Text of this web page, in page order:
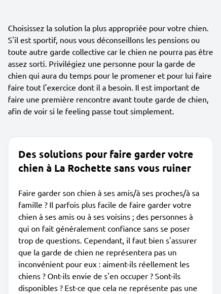
Choisissez la solution la plus appropriée pour votre chien.
S'il est sportif, nous vous déconseillons les pensions ou
toute autre garde collective car le chien ne pourra pas être
assez sorti. Privilégiez une personne pour la garde de
chien qui aura du temps pour le promener et pour lui faire
faire tout l'exercice dont il a besoin. Il est important de
faire une première rencontre avant toute garde de chien,
afin de voir si le feeling passe tout simplement.
Des solutions pour faire garder votre
chien à La Rochette sans vous ruiner
Faire garder son chien à ses amis/à ses proches/à sa
famille ? Il parfois plus facile de faire garder votre
chien à ses amis ou à ses voisins ; des personnes à
qui on fait généralement confiance sans se poser
trop de questions. Cependant, il faut bien s'assurer
que la garde de chien ne représentera pas un
inconvénient pour eux : aiment-ils réellement les
chiens ? Ont-ils envie de s'en occuper ? Sont-ils
disponibles ? Est-ce que cela ne représente pas une